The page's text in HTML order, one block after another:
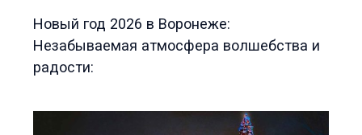
Новый год 2026 в Воронеже:
Незабываемая атмосфера волшебства и
радости: